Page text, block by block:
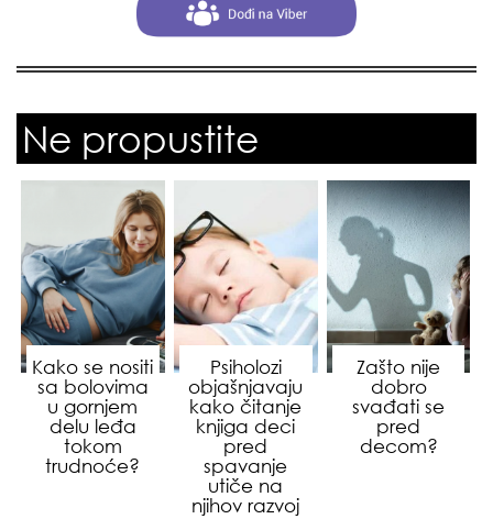
Ne propustite
Kako se nositi
sa bolovima
u gornjem
delu leđa
tokom
trudnoće?
Psiholozi
objašnjavaju
kako čitanje
knjiga deci
pred
spavanje
utiče na
njihov razvoj
Zašto nije
dobro
svađati se
pred
decom?